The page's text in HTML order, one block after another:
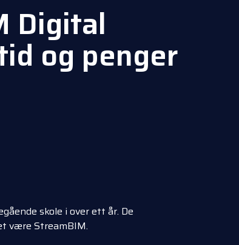
Digital
og penger
skole i over ett år. De
være StreamBIM.